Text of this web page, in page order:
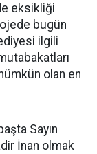
eksikliği
bugün
ilgili
olan en
Sayın
İnan olmak